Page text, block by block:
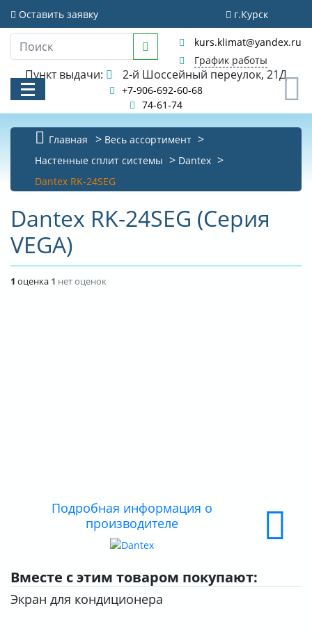
Оставить заявку г.Курск
kurs.klimat@yandex.ru
График работы
Пункт выдачи: 2-й Шоссейный переулок, 21Д
+7-906-692-60-68
74-61-74
КАТАЛОГ
БИБЛИОТЕКА
НОВОСТИ
Главная
Весь ассортимент
Настенные сплит системы
Dantex
Dantex RK-24SEG
Dantex RK-24SEG (Серия
VEGA)
1 оценка 1 нет оценок
Подробная информация о
производителе
Вместе с этим товаром покупают:
Экран для кондиционера